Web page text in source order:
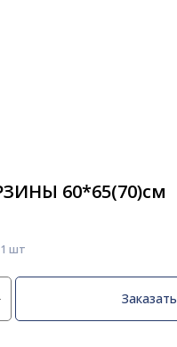
60*65(70)см
Заказать